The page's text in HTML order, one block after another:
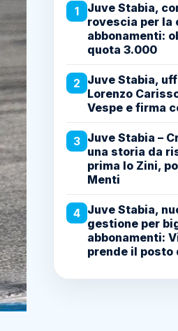
1
Juve Stabia,
rovescia per la
abbonamenti:
quota 3.000
2 Juve Stabia,
Lorenzo
Vespe e firma
3 Juve Stabia –
una storia da
prima lo Zini,
Menti
4 Juve Stabia,
gestione per
abbonamenti:
prende il posto